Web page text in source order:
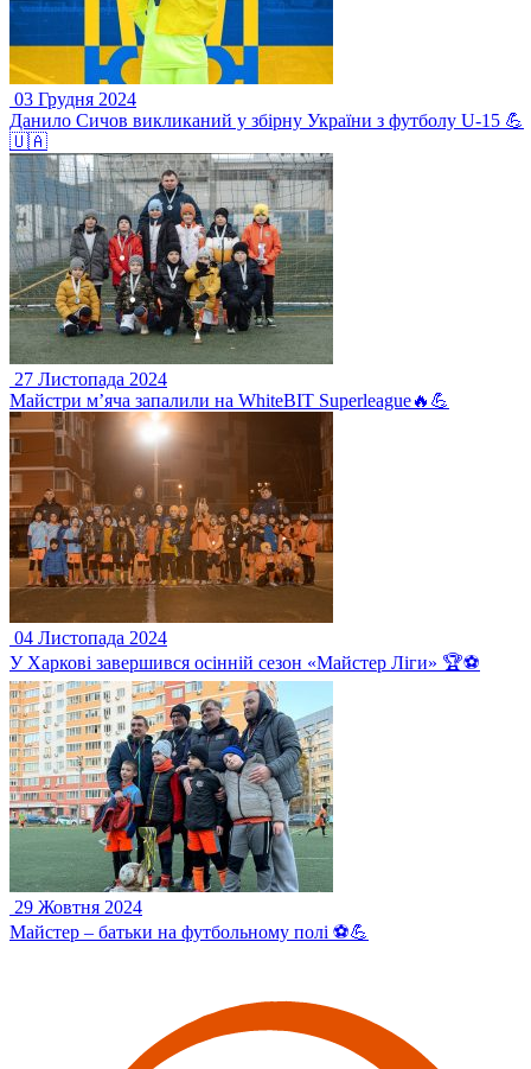
03 Грудня 2024
Данило Сичов викликаний у збірну України з футболу U-15 💪
🇺🇦
27 Листопада 2024
Майстри м’яча запалили на WhiteBIT Superleague🔥💪
04 Листопада 2024
У Харкові завершився осінній сезон «Майстер Ліги» 🏆⚽️
29 Жовтня 2024
Майстер – батьки на футбольному полі ⚽️💪